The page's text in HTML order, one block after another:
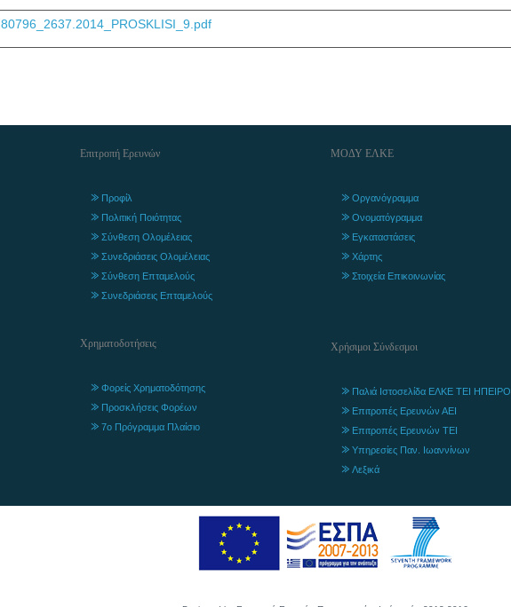
80796_2637.2014_PROSKLISI_9.pdf
Επιτροπή Ερευνών
Προφίλ
Πολιτική Ποιότητας
Σύνθεση Ολομέλειας
Συνεδριάσεις Ολομέλειας
Σύνθεση Επταμελούς
Συνεδριάσεις Επταμελούς
Χρηματοδοτήσεις
Φορείς Χρηματοδότησης
Προσκλήσεις Φορέων
7ο Πρόγραμμα Πλαίσιο
ΜΟΔΥ ΕΛΚΕ
Οργανόγραμμα
Ονοματόγραμμα
Εγκαταστάσεις
Χάρτης
Στοιχεία Επικοινωνίας
Χρήσιμοι Σύνδεσμοι
Παλιά Ιστοσελίδα ΕΛΚΕ ΤΕΙ
Επιτροπές Ερευνών ΑΕΙ
Επιτροπές Ερευνών ΤΕΙ
Υπηρεσίες Παν. Ιωαννίνων
Λεξικά